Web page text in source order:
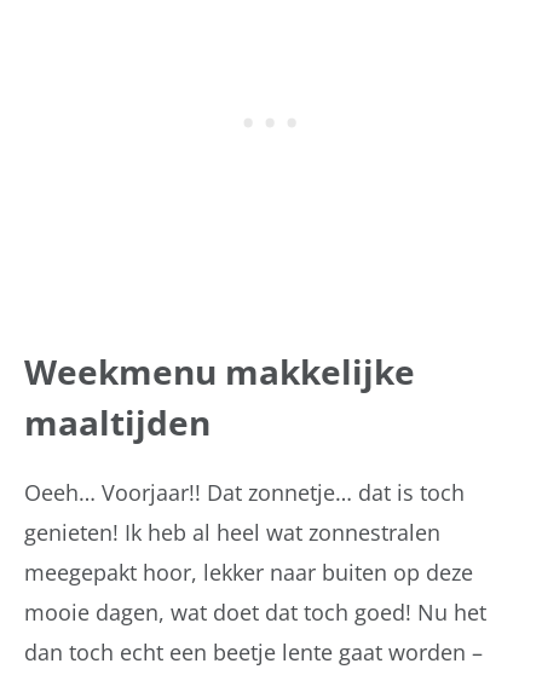
Weekmenu makkelijke
maaltijden
Oeeh… Voorjaar!! Dat zonnetje… dat is toch
genieten! Ik heb al heel wat zonnestralen
meegepakt hoor, lekker naar buiten op deze
mooie dagen, wat doet dat toch goed! Nu het
dan toch echt een beetje lente gaat worden –